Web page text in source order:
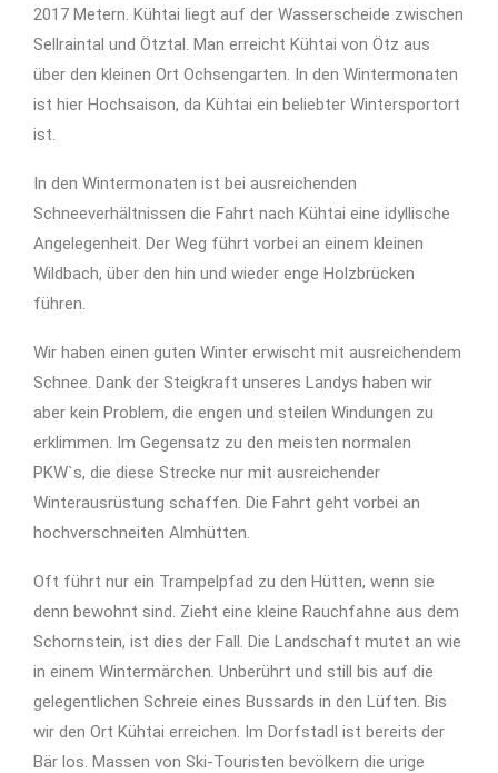
2017 Metern. Kühtai liegt auf der Wasserscheide zwischen
Sellraintal und Ötztal. Man erreicht Kühtai von Ötz aus
über den kleinen Ort Ochsengarten. In den Wintermonaten
ist hier Hochsaison, da Kühtai ein beliebter Wintersportort
ist.
In den Wintermonaten ist bei ausreichenden
Schneeverhältnissen die Fahrt nach Kühtai eine idyllische
Angelegenheit. Der Weg führt vorbei an einem kleinen
Wildbach, über den hin und wieder enge Holzbrücken
führen.
Wir haben einen guten Winter erwischt mit ausreichendem
Schnee. Dank der Steigkraft unseres Landys haben wir
aber kein Problem, die engen und steilen Windungen zu
erklimmen. Im Gegensatz zu den meisten normalen
PKW`s, die diese Strecke nur mit ausreichender
Winterausrüstung schaffen. Die Fahrt geht vorbei an
hochverschneiten Almhütten.
Oft führt nur ein Trampelpfad zu den Hütten, wenn sie
denn bewohnt sind. Zieht eine kleine Rauchfahne aus dem
Schornstein, ist dies der Fall. Die Landschaft mutet an wie
in einem Wintermärchen. Unberührt und still bis auf die
gelegentlichen Schreie eines Bussards in den Lüften. Bis
wir den Ort Kühtai erreichen. Im Dorfstadl ist bereits der
Bär los. Massen von Ski-Touristen bevölkern die urige